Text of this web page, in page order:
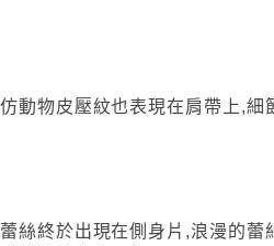
仿動物皮壓紋也表現在肩帶上,
蕾絲終於出現在側身片,浪漫的